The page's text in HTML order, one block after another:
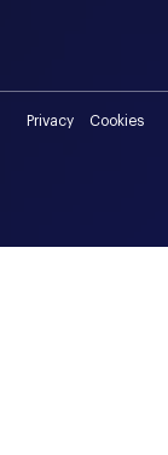
Privacy Cookies